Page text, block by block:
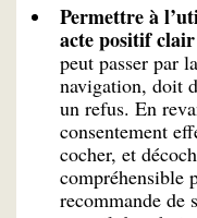
Permettre à
acte positif clair
peut passer par
navigation, doit
un refus. En
consentement
cocher, et
compréhensible
recommande de